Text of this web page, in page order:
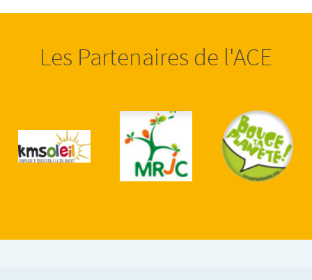
Les Partenaires de l'ACE